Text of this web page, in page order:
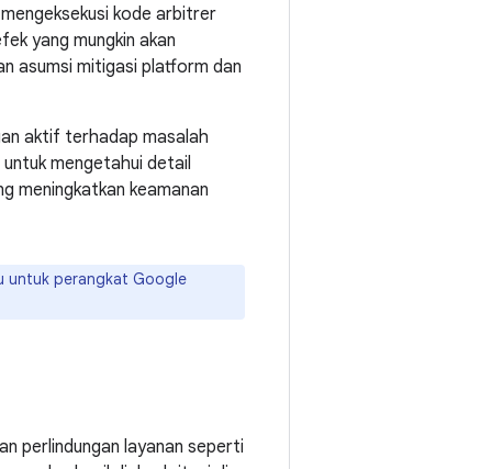
kode arbitrer
yang mungkin akan
asumsi mitigasi platform dan
aktif terhadap masalah
untuk mengetahui detail
meningkatkan keamanan
untuk perangkat Google
perlindungan layanan seperti